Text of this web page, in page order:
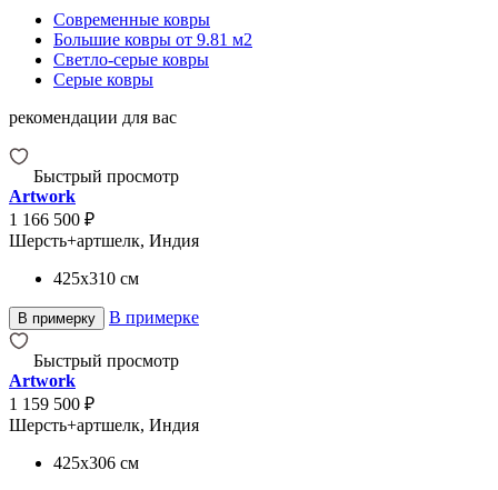
Современные ковры
Большие ковры от 9.81 м2
Светло-серые ковры
Серые ковры
рекомендации для вас
Быстрый просмотр
Artwork
1 166 500 ₽
Шерсть+артшелк, Индия
425x310 см
В примерку В примерке
Быстрый просмотр
Artwork
1 159 500 ₽
Шерсть+артшелк, Индия
425x306 см